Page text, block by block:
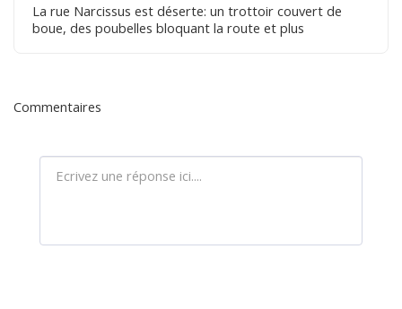
La rue Narcissus est déserte: un trottoir couvert de
boue, des poubelles bloquant la route et plus
Commentaires